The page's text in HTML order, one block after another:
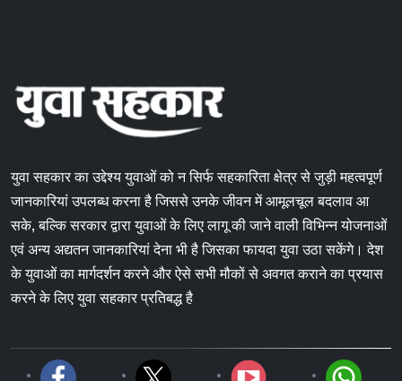
युवा सहकार का उद्देश्य युवाओं को न सिर्फ सहकारिता क्षेत्र से जुड़ी महत्वपूर्ण
जानकारियां उपलब्ध करना है जिससे उनके जीवन में आमूलचूल बदलाव आ
सके, बल्कि सरकार द्वारा युवाओं के लिए लागू की जाने वाली विभिन्न योजनाओं
एवं अन्य अद्यतन जानकारियां देना भी है जिसका फायदा युवा उठा सकेंगे। देश
के युवाओं का मार्गदर्शन करने और ऐसे सभी मौकों से अवगत कराने का प्रयास
करने के लिए युवा सहकार प्रतिबद्ध है